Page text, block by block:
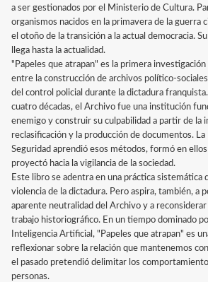
a ser gestionados por el Ministerio de Cultura.
organismos nacidos en la primavera de la guerra
el otoño de la transición a la actual democracia.
llega hasta la actualidad.
"Papeles que atrapan" es la primera
entre la construcción de archivos político-
del control policial durante la dictadura
cuatro décadas, el Archivo fue una institución
enemigo y construir su culpabilidad a partir de la
reclasificación y la producción de documentos.
Seguridad aprendió esos métodos, formó en
proyectó hacia la vigilancia de la sociedad.
Este libro se adentra en una práctica sistemática
violencia de la dictadura. Pero aspira, también, a
aparente neutralidad del Archivo y a
trabajo historiográfico. En un tiempo dominado
Inteligencia Artificial, "Papeles que atrapan" es
reflexionar sobre la relación que mantenemos
el pasado pretendió delimitar los
personas.